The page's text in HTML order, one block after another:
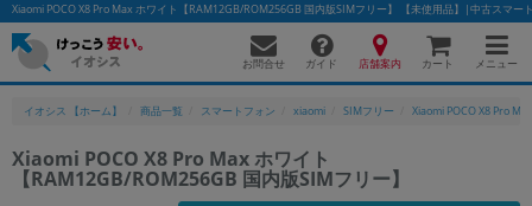
Xiaomi POCO X8 Pro Max ホワイト【RAM12GB/ROM256GB 国内版SIMフリー】 【未使用品】|中古スマー
お問合せ ガイド 店舗案内 カート メニュー
イオシス 【ホーム】 商品一覧 スマートフォン xiaomi SIMフリー Xiaomi POCO X8 Pro Max
Xiaomi POCO X8 Pro Max ホワイト
【RAM12GB/ROM256GB 国内版SIMフリー】
かんたんパソコン検索に切り替える